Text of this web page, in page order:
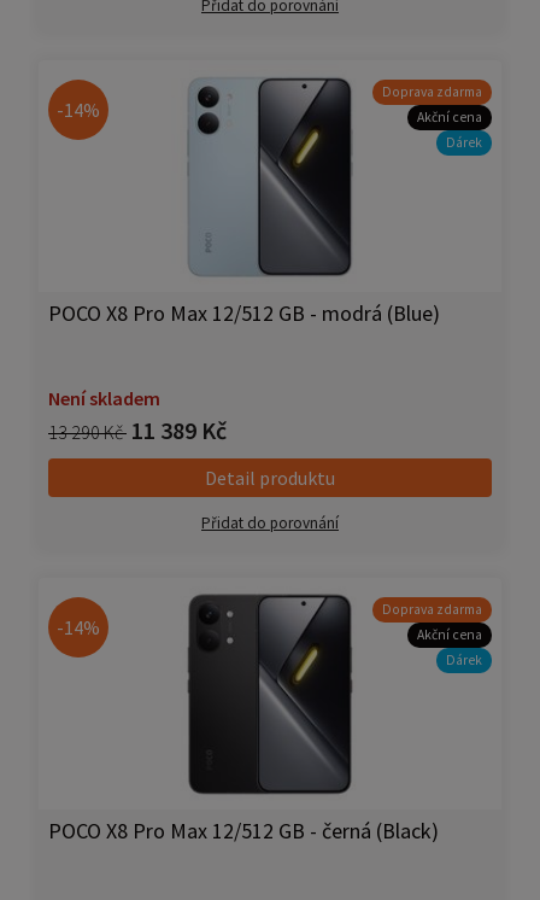
Přidat do porovnání
-14%
Doprava zdarma
Akční cena
Dárek
POCO X8 Pro Max 12/512 GB - modrá (Blue)
Není skladem
13 290 Kč 11 389 Kč
Detail produktu
Přidat do porovnání
-14%
Doprava zdarma
Akční cena
Dárek
POCO X8 Pro Max 12/512 GB - černá (Black)